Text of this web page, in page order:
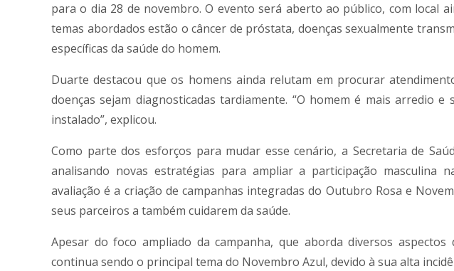
para o dia 28 de novembro. O evento será aberto ao público, com local
temas abordados estão o câncer de próstata, doenças sexualmente
específicas da saúde do homem.
Duarte destacou que os homens ainda relutam em procurar
doenças sejam diagnosticadas tardiamente. “O homem é mais arredio
instalado”, explicou.
Como parte dos esforços para mudar esse cenário, a Secretaria de
analisando novas estratégias para ampliar a participação masculina
avaliação é a criação de campanhas integradas do Outubro Rosa e
seus parceiros a também cuidarem da saúde.
Apesar do foco ampliado da campanha, que aborda diversos
continua sendo o principal tema do Novembro Azul, devido à sua alta